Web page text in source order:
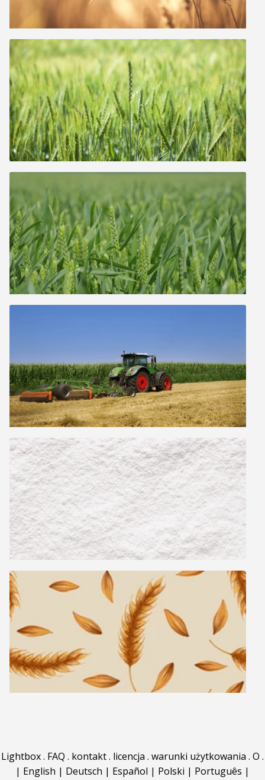
Lightbox. FAQ . kontakt. licencja . warunki użytkowania . O .
| English | Deutsch | Español | Polski | Português |